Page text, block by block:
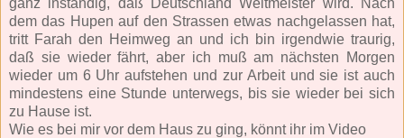
ganz inständig, daß Deutschland Weltmeister wird. Nach
dem das Hupen auf den Strassen etwas nachgelassen hat,
tritt Farah den Heimweg an und ich bin irgendwie traurig,
daß sie wieder fährt, aber ich muß am nächsten Morgen
wieder um 6 Uhr aufstehen und zur Arbeit und sie ist auch
mindestens eine Stunde unterwegs, bis sie wieder bei sich
zu Hause ist.
Wie es bei mir vor dem Haus zu ging, könnt ihr im Video